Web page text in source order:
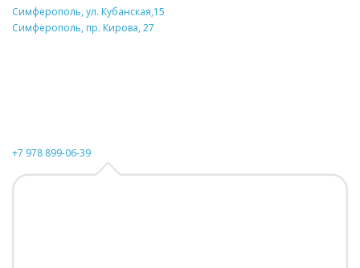
Симферополь, ул. Кубанская,15
Симферополь, пр. Кирова, 27
+7 978 899-06-39